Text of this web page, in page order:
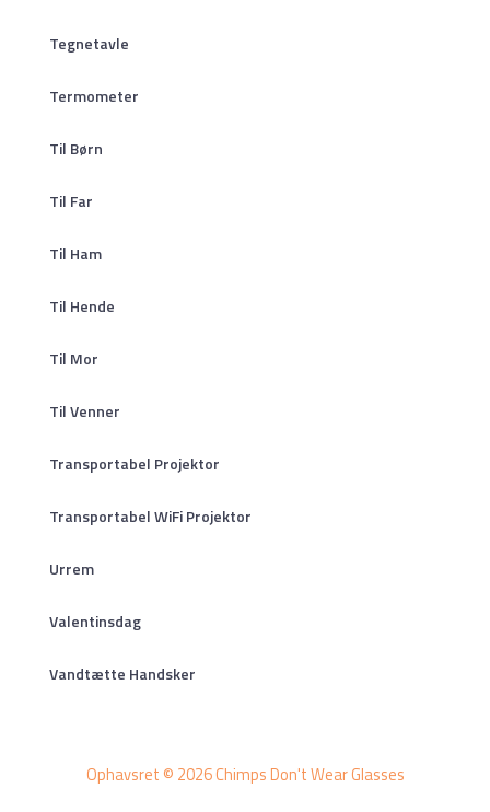
Tegnetavle
Termometer
Til Børn
Til Far
Til Ham
Til Hende
Til Mor
Til Venner
Transportabel Projektor
Transportabel WiFi Projektor
Urrem
Valentinsdag
Vandtætte Handsker
Ophavsret © 2026 Chimps Don't Wear Glasses